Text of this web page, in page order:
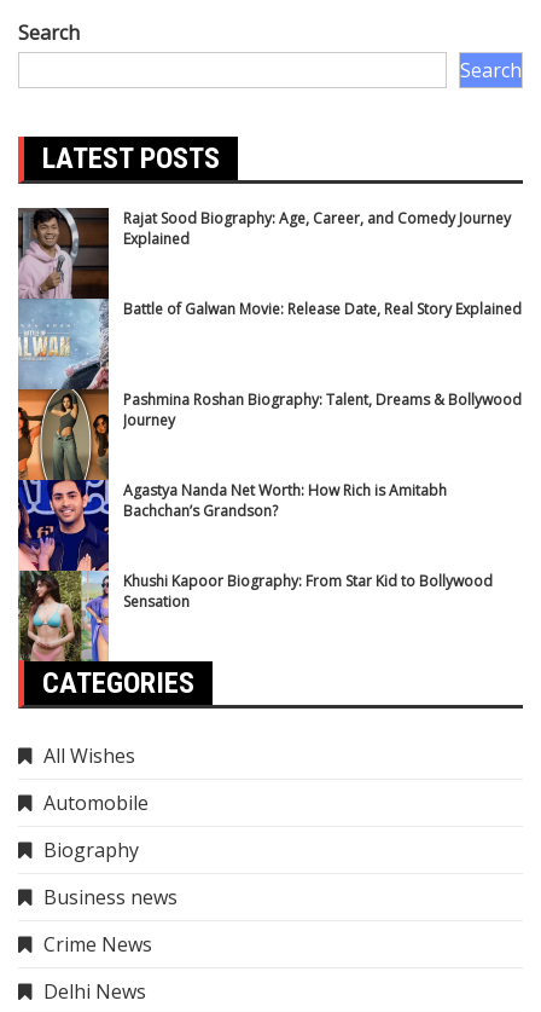
Search
Search
LATEST POSTS
Rajat Sood Biography: Age, Career, and Comedy Journey
Explained
Battle of Galwan Movie: Release Date, Real Story Explained
Pashmina Roshan Biography: Talent, Dreams & Bollywood
Journey
Agastya Nanda Net Worth: How Rich is Amitabh
Bachchan’s Grandson?
Khushi Kapoor Biography: From Star Kid to Bollywood
Sensation
CATEGORIES
All Wishes
Automobile
Biography
Business news
Crime News
Delhi News